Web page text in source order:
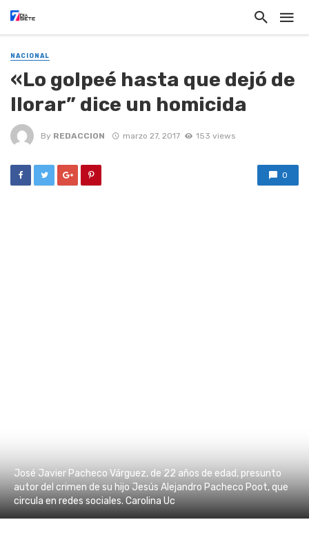
NACIONAL
«Lo golpeé hasta que dejó de
llorar” dice un homicida
By REDACCION marzo 27, 2017 153 views
0
José Javier Pacheco Várguez, de 22 años de edad, presunto
autor del crimen de su hijo Jesús Alejandro Pacheco Poot, que
circula en redes sociales. Carolina Uc